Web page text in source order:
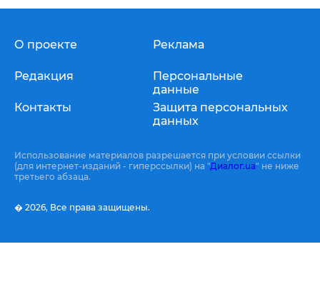
О проекте
Редакция
Контакты
Реклама
Персональные
данные
Защита персональных
данных
Использование материалов разрешается при условии ссылки
(для интернет-изданий - гиперссылки) на "Диалог.ua" не ниже
третьего абзаца.
� 2026, Все права защищены.